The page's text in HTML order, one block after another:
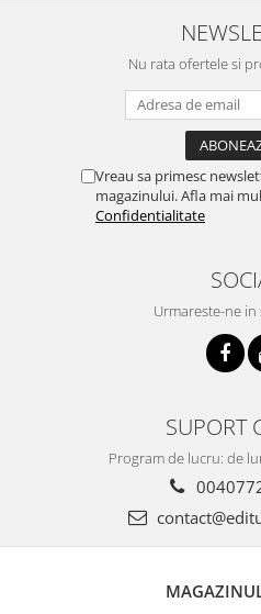
Nu rata ofertele si
Vreau sa primesc
magazinului. Afla mai
Confidentialitate
Urmareste-ne in
SUPORT
Program de lucru: de